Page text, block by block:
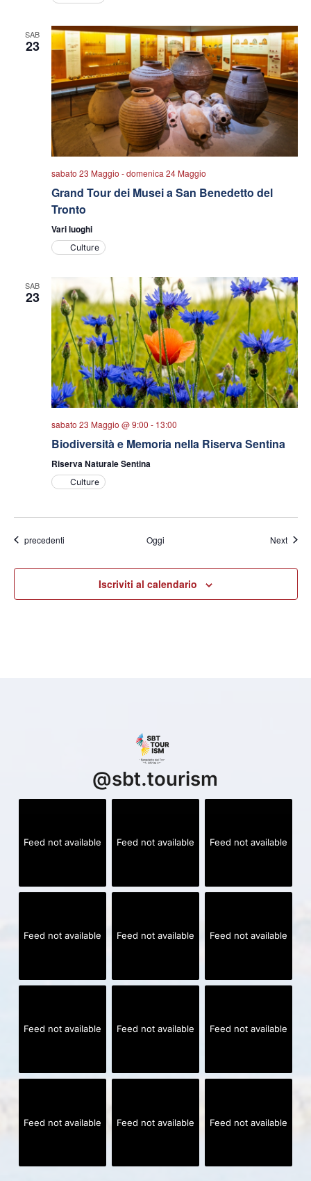
SAB
23
sabato 23 Maggio -domenica 24 Maggio
Grand Tour dei Musei a San Benedetto del
Tronto
Vari luoghi
Culture
SAB
23
sabato 23 Maggio @ 9:00 - 13:00
Biodiversità e Memoria nella Riserva Sentina
Riserva Naturale Sentina
Culture
Eventi
precedenti Oggi NextEventi
Iscriviti al calendario
@sbt.tourism
Feed not available Feed not available Feed not available
Feed not available Feed not available Feed not available
Feed not available Feed not available Feed not available
Feed not available Feed not available Feed not available